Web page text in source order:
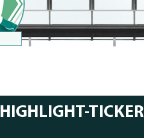
HIGHLIGHT-TICKER